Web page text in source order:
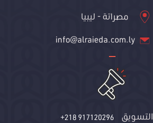
مصراتة - ليبيا
info@alraieda.com.ly
التسويق +218 917120296